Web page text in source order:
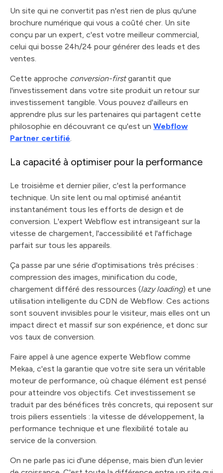
Un site qui ne convertit pas n'est rien de plus qu'une
brochure numérique qui vous a coûté cher. Un site
conçu par un expert, c'est votre meilleur commercial,
celui qui bosse 24h/24 pour générer des leads et des
ventes.
Cette approche conversion-firstgarantit que
l'investissement dans votre site produit un retour sur
investissement tangible. Vous pouvez d'ailleurs en
apprendre plus sur les partenaires qui partagent cette
philosophie en découvrant ce qu'est un Webflow
Partner certifié.
La capacité à optimiser pour la performance
Le troisième et dernier pilier, c'est la performance
technique. Un site lent ou mal optimisé anéantit
instantanément tous les efforts de design et de
conversion. L'expert Webflow est intransigeant sur la
vitesse de chargement, l'accessibilité et l'affichage
parfait sur tous les appareils.
Ça passe par une série d'optimisations très précises :
compression des images, minification du code,
chargement différé des ressources (lazy loading) et une
utilisation intelligente du CDN de Webflow. Ces actions
sont souvent invisibles pour le visiteur, mais elles ont un
impact direct et massif sur son expérience, et donc sur
vos taux de conversion.
Faire appel à une agence experte Webflow comme
Mekaa, c'est la garantie que votre site sera un véritable
moteur de performance, où chaque élément est pensé
pour atteindre vos objectifs. Cet investissement se
traduit par des bénéfices très concrets, qui reposent sur
trois piliers essentiels : la vitesse de développement, la
performance technique et une flexibilité totale au
service de la conversion.
On ne parle pas ici d'une dépense, mais bien d'un levier